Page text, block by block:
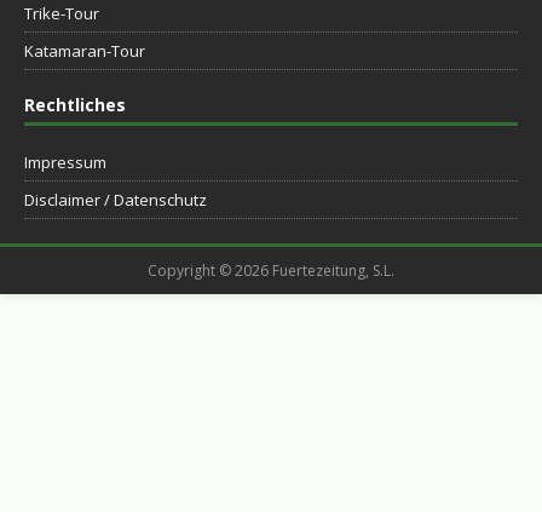
Trike-Tour
Katamaran-Tour
Rechtliches
Impressum
Disclaimer / Datenschutz
Copyright © 2026 Fuertezeitung, S.L.